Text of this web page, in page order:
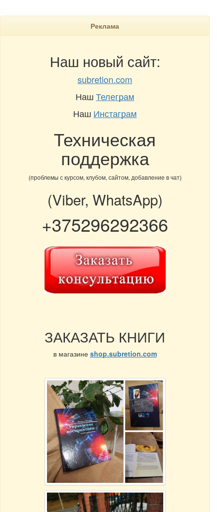
Реклама
Наш новый сайт:
subretion.com
НашТелеграм
Наш Инстаграм
Техническая
поддержка
(проблемы с курсом, клубом, сайтом, добавление в чат)
(Viber, WhatsApp)
+375296292366
ЗАКАЗАТЬ КНИГИ
в магазине shop.subretion.com